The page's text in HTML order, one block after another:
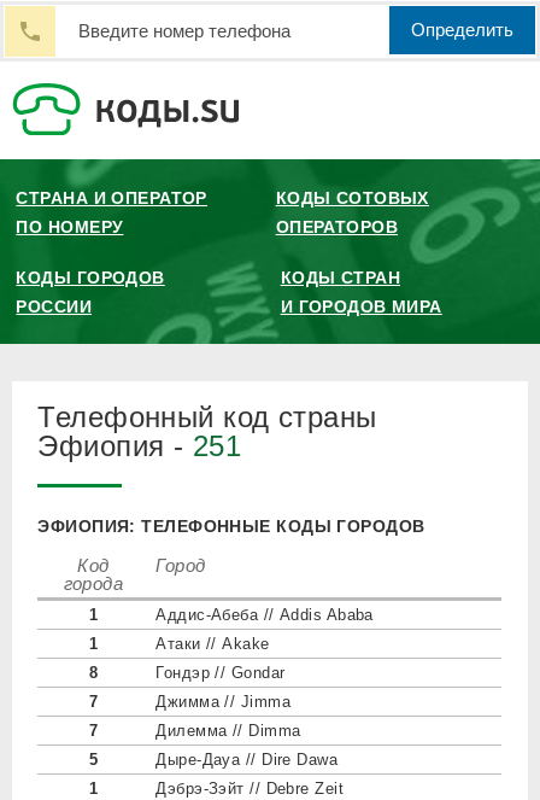
Определить
СТРАНА И ОПЕРАТОР
ПО НОМЕРУ
КОДЫ СОТОВЫХ
ОПЕРАТОРОВ
КОДЫ ГОРОДОВ
РОССИИ
КОДЫ СТРАН
И ГОРОДОВ МИРА
Телефонный код страны
Эфиопия - 251
ЭФИОПИЯ: ТЕЛЕФОННЫЕ КОДЫ ГОРОДОВ
Код
города
Город
1
Аддис-Абеба // Addis Ababa
1
Атаки // Akake
8
Гондэр // Gondar
7
Джимма // Jimma
7
Дилемма // Dimma
5
Дыре-Дауа // Dire Dawa
1
Дэбрэ-Зэйт // Debre Zeit